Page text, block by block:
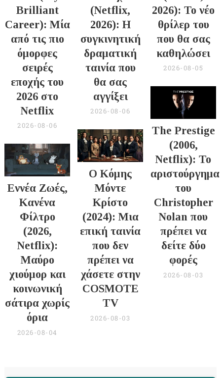
Brilliant
Career): Μία
από τις πιο
όμορφες
σειρές
εποχής του
2026 στο
Netflix
2026-08-06
(Netflix,
2026): Η
συγκινητική
δραματική
ταινία που
θα σας
αγγίξει
2026-08-06
2026): Το νέο
θρίλερ του
που θα σας
καθηλώσει
2026-08-05
Εννέα Ζωές,
Κανένα
Φίλτρο
(2026,
Netflix):
Μαύρο
χιούμορ και
κοινωνική
σάτιρα χωρίς
όρια
2026-08-04
Ο Κόμης
Μόντε
Κρίστο
(2024): Μια
επική ταινία
που δεν
πρέπει να
χάσετε στην
COSMOTE
TV
2026-08-03
The Prestige
(2006,
Netflix): Το
αριστούργημα
του
Christopher
Nolan που
πρέπει να
δείτε δύο
φορές
2026-08-03